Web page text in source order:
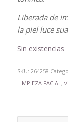
Liberada de
la piel luce
Sin existencias
SKU: 264258
LIMPIEZA FACIAL ,